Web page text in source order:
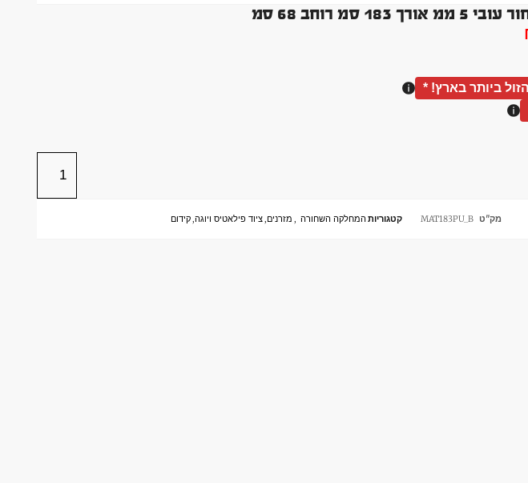
ביותר בארץ! *
מק"ט MAT183PU_B קטגוריותהמחלקה השחורה , מזרנים,ציוד פילאטיס ויוגה,קידום